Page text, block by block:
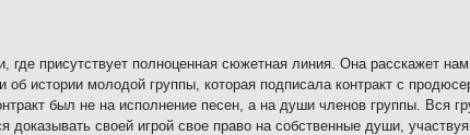
где присутствует полноценная сюжетная линия. Она расскажет
истории молодой группы, которая подписала контракт с
был не на исполнение песен, а на души членов группы. Вся
доказывать своей игрой свое право на собственные души,